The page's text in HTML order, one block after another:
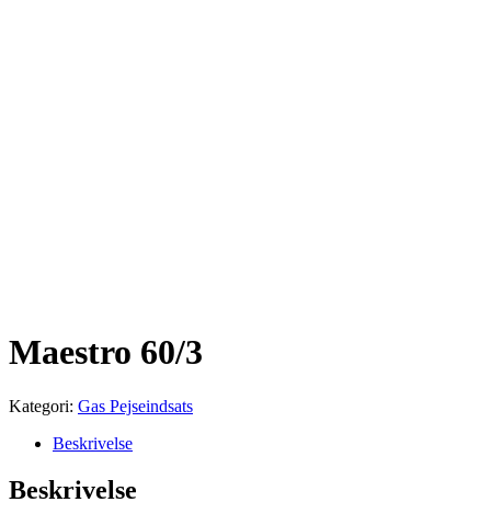
Maestro 60/3
Kategori: Gas Pejseindsats
Beskrivelse
Beskrivelse